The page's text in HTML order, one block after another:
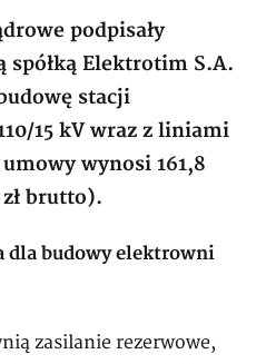
podpisały
spółką Elektrotim S.A.
stacji
15 kV wraz z liniami
wynosi 161,8
brutto).
budowy elektrowni
zasilanie rezerwowe,